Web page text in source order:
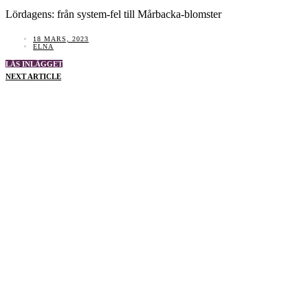
Lördagens: från system-fel till Mårbacka-blomster
18 MARS, 2023
ELNA
LÄS INLÄGGET
NEXT ARTICLE